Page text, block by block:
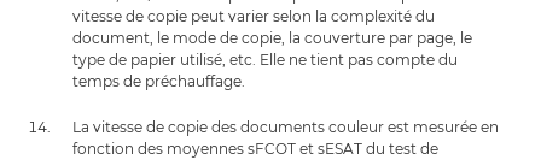
vitesse de copie peut varier selon la complexité du
document, le mode de copie, la couverture par page, le
type de papier utilisé, etc. Elle ne tient pas compte du
temps de préchauffage.
La vitesse de copie des documents couleur est mesurée en
fonction des moyennes sFCOT et sESAT du test de